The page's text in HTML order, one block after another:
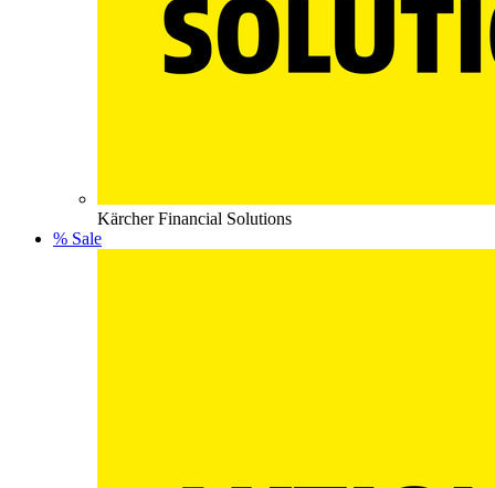
Kärcher Financial Solutions
% Sale